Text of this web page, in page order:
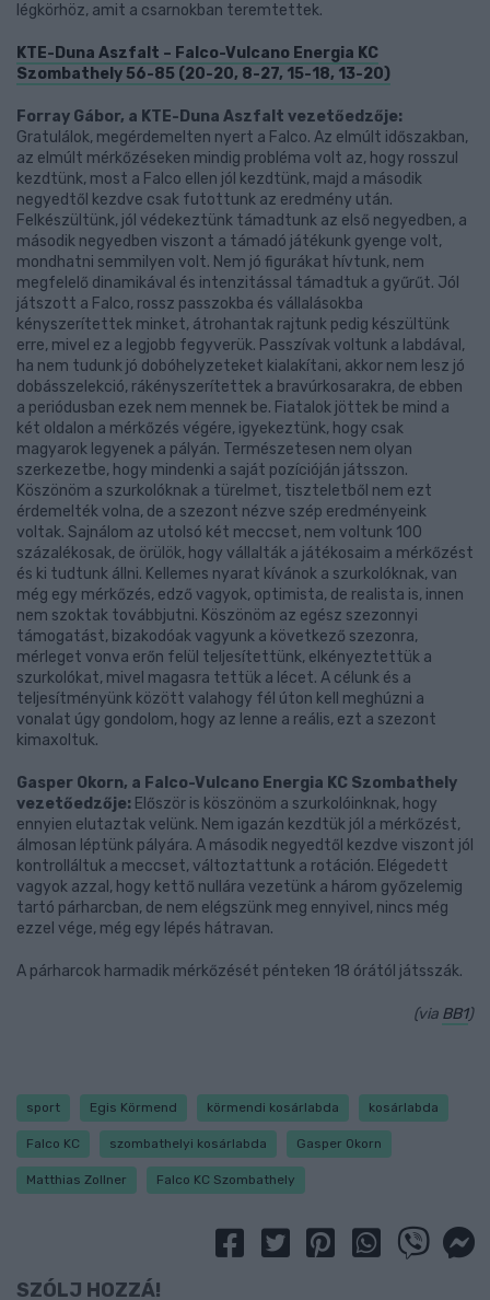
légkörhöz, amit a csarnokban teremtettek.
KTE-Duna Aszfalt – Falco-Vulcano Energia KC
Szombathely 56-85 (20-20, 8-27, 15-18, 13-20)
Forray Gábor, a KTE-Duna Aszfalt vezetőedzője:
Gratulálok, megérdemelten nyert a Falco. Az elmúlt időszakban,
az elmúlt mérkőzéseken mindig probléma volt az, hogy rosszul
kezdtünk, most a Falco ellen jól kezdtünk, majd a második
negyedtől kezdve csak futottunk az eredmény után.
Felkészültünk, jól védekeztünk támadtunk az első negyedben, a
második negyedben viszont a támadó játékunk gyenge volt,
mondhatni semmilyen volt. Nem jó figurákat hívtunk, nem
megfelelő dinamikával és intenzitással támadtuk a gyűrűt. Jól
játszott a Falco, rossz passzokba és vállalásokba
kényszerítettek minket, átrohantak rajtunk pedig készültünk
erre, mivel ez a legjobb fegyverük. Passzívak voltunk a labdával,
ha nem tudunk jó dobóhelyzeteket kialakítani, akkor nem lesz jó
dobásszelekció, rákényszerítettek a bravúrkosarakra, de ebben
a periódusban ezek nem mennek be. Fiatalok jöttek be mind a
két oldalon a mérkőzés végére, igyekeztünk, hogy csak
magyarok legyenek a pályán. Természetesen nem olyan
szerkezetbe, hogy mindenki a saját pozícióján játsszon.
Köszönöm a szurkolóknak a türelmet, tiszteletből nem ezt
érdemelték volna, de a szezont nézve szép eredményeink
voltak. Sajnálom az utolsó két meccset, nem voltunk 100
százalékosak, de örülök, hogy vállalták a játékosaim a mérkőzést
és ki tudtunk állni. Kellemes nyarat kívánok a szurkolóknak, van
még egy mérkőzés, edző vagyok, optimista, de realista is, innen
nem szoktak továbbjutni. Köszönöm az egész szezonnyi
támogatást, bizakodóak vagyunk a következő szezonra,
mérleget vonva erőn felül teljesítettünk, elkényeztettük a
szurkolókat, mivel magasra tettük a lécet. A célunk és a
teljesítményünk között valahogy fél úton kell meghúzni a
vonalat úgy gondolom, hogy az lenne a reális, ezt a szezont
kimaxoltuk.
Gasper Okorn, a Falco-Vulcano Energia KC Szombathely
vezetőedzője: Először is köszönöm a szurkolóinknak, hogy
ennyien elutaztak velünk. Nem igazán kezdtük jól a mérkőzést,
álmosan léptünk pályára. A második negyedtől kezdve viszont jól
kontrolláltuk a meccset, változtattunk a rotáción. Elégedett
vagyok azzal, hogy kettő nullára vezetünk a három győzelemig
tartó párharcban, de nem elégszünk meg ennyivel, nincs még
ezzel vége, még egy lépés hátravan.
A párharcok harmadik mérkőzését pénteken 18 órától játsszák.
(via BB1)
sport Egis Körmend körmendi kosárlabda kosárlabda
Falco KC szombathelyi kosárlabda Gasper Okorn
Matthias Zollner Falco KC Szombathely
SZÓLJ HOZZÁ!